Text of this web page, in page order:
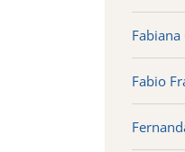
Fabiana
Fabio